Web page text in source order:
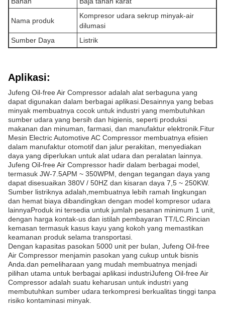
Nama produk
Kompresor udara sekrup minyak-air
dilumasi
Sumber Daya
Listrik
Aplikasi:
Jufeng Oil-free Air Compressor adalah alat serbaguna yang
dapat digunakan dalam berbagai aplikasi.Desainnya yang bebas
minyak membuatnya cocok untuk industri yang membutuhkan
sumber udara yang bersih dan higienis, seperti produksi
makanan dan minuman, farmasi, dan manufaktur elektronik.Fitur
Mesin Electric Automotive AC Compressor membuatnya efisien
dalam manufaktur otomotif dan jalur perakitan, menyediakan
daya yang diperlukan untuk alat udara dan peralatan lainnya.
Jufeng Oil-free Air Compressor hadir dalam berbagai model,
termasuk JW-7.5APM ~ 350WPM, dengan tegangan daya yang
dapat disesuaikan 380V / 50HZ dan kisaran daya 7,5 ~ 250KW.
Sumber listriknya adalah,membuatnya lebih ramah lingkungan
dan hemat biaya dibandingkan dengan model kompresor udara
lainnyaProduk ini tersedia untuk jumlah pesanan minimum 1 unit,
dengan harga kontak-us dan istilah pembayaran TT/LC.Rincian
kemasan termasuk kasus kayu yang kokoh yang memastikan
keamanan produk selama transportasi.
Dengan kapasitas pasokan 5000 unit per bulan, Jufeng Oil-free
Air Compressor menjamin pasokan yang cukup untuk bisnis
Anda.dan pemeliharaan yang mudah membuatnya menjadi
pilihan utama untuk berbagai aplikasi industriJufeng Oil-free Air
Compressor adalah suatu keharusan untuk industri yang
membutuhkan sumber udara terkompresi berkualitas tinggi tanpa
risiko kontaminasi minyak.